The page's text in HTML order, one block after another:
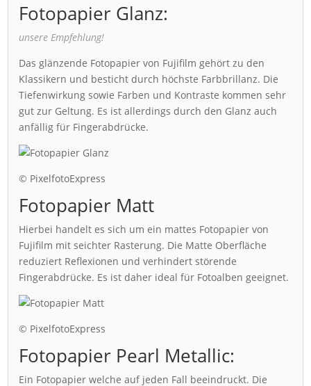
Fotopapier Glanz:
unsere Empfehlung!
Das glänzende Fotopapier von Fujifilm gehört zu den
Klassikern und besticht durch höchste Farbbrillanz. Die
Tiefenwirkung sowie Farben und Kontraste kommen sehr
gut zur Geltung. Es ist allerdings durch den Glanz auch
anfällig für Fingerabdrücke.
© PixelfotoExpress
Fotopapier Matt
Hierbei handelt es sich um ein mattes Fotopapier von
Fujifilm mit seichter Rasterung. Die Matte Oberfläche
reduziert Reflexionen und verhindert störende
Fingerabdrücke. Es ist daher ideal für Fotoalben geeignet.
© PixelfotoExpress
Fotopapier Pearl Metallic:
Ein Fotopapier welche auf jeden Fall beeindruckt. Die